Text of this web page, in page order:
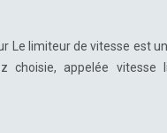
Le limiteur de vitesse est
appelée vitesse